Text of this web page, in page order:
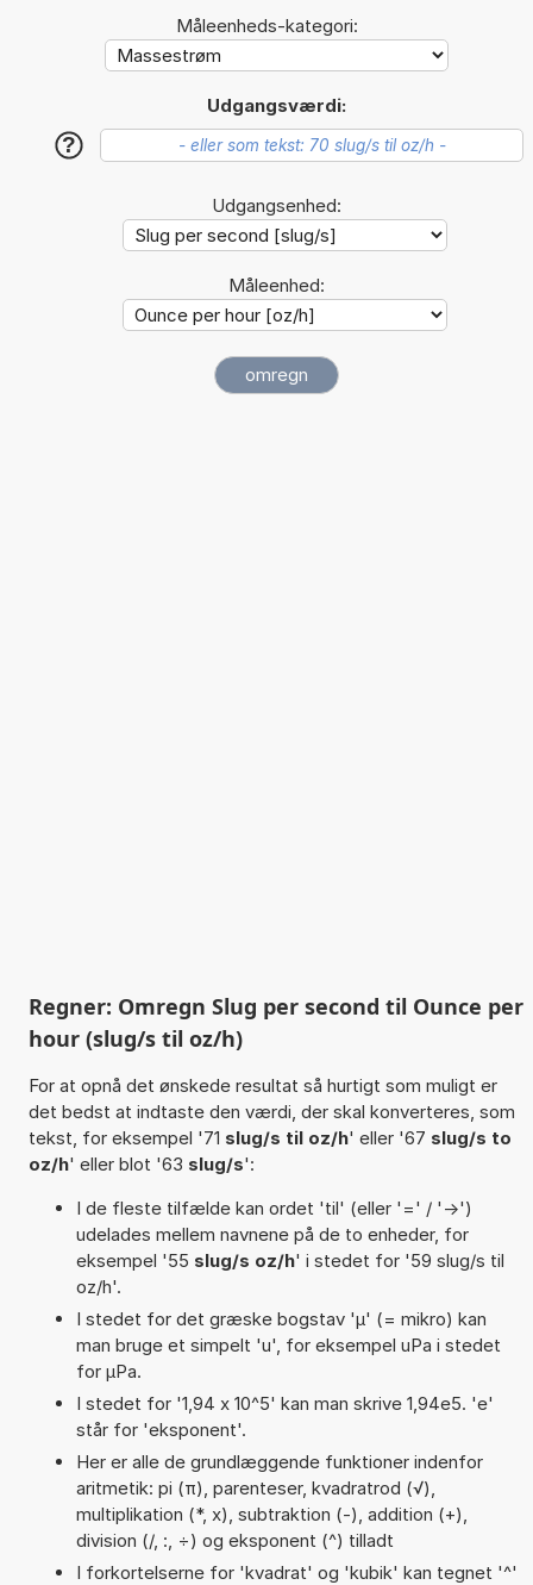
Måleenheds-kategori:
Udgangsværdi:
?
Udgangsenhed:
Måleenhed:
Regner: Omregn Slug per second til Ounce per
hour (slug/s til oz/h)
For at opnå det ønskede resultat så hurtigt som muligt er
det bedst at indtaste den værdi, der skal konverteres, som
tekst, for eksempel '71 slug/s til oz/h' eller '67 slug/s to
oz/h' eller blot '63 slug/s':
I de fleste tilfælde kan ordet 'til' (eller '=' / '->')
udelades mellem navnene på de to enheder, for
eksempel '55 slug/s oz/h' i stedet for '59 slug/s til
oz/h'.
I stedet for det græske bogstav 'µ' (= mikro) kan
man bruge et simpelt 'u', for eksempel uPa i stedet
for µPa.
I stedet for '1,94 x 10^5' kan man skrive 1,94e5. 'e'
står for 'eksponent'.
Her er alle de grundlæggende funktioner indenfor
aritmetik: pi (π), parenteser, kvadratrod (√),
multiplikation (*, x), subtraktion (-), addition (+),
division (/, :, ÷) og eksponent (^) tilladt
I forkortelserne for 'kvadrat' og 'kubik' kan tegnet '^'